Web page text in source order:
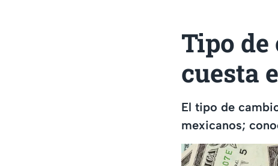
Tipo de
cuesta
El tipo de
mexicanos;